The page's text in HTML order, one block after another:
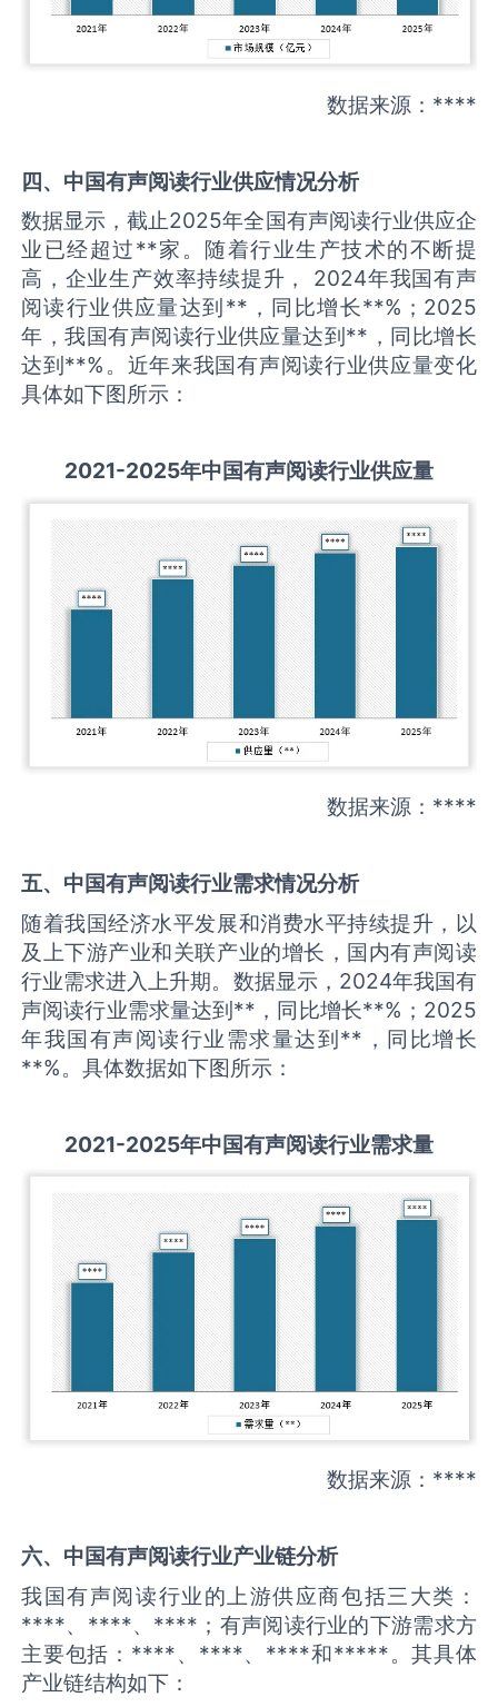
数据来源：****
四、中国有声阅读行业供应情况分析
数据显示，截止2025年全国有声阅读行业供应企
业已经超过**家。随着行业生产技术的不断提
高，企业生产效率持续提升， 2024年我国有声
阅读行业供应量达到**，同比增长**%；2025
年，我国有声阅读行业供应量达到**，同比增长
达到**%。近年来我国有声阅读行业供应量变化
具体如下图所示：
2021-2025年中国有声阅读行业供应量
数据来源：****
五、中国有声阅读行业需求情况分析
随着我国经济水平发展和消费水平持续提升，以
及上下游产业和关联产业的增长，国内有声阅读
行业需求进入上升期。数据显示，2024年我国有
声阅读行业需求量达到**，同比增长**%；2025
年我国有声阅读行业需求量达到**，同比增长
**%。具体数据如下图所示：
2021-2025年中国有声阅读行业需求量
数据来源：****
六、中国有声阅读行业产业链分析
我国有声阅读行业的上游供应商包括三大类：
****、****、****；有声阅读行业的下游需求方
主要包括：****、****、****和*****。其具体
产业链结构如下：